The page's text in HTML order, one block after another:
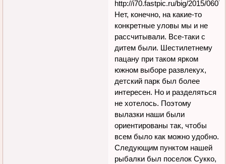
Нет, конечно, на какие-то
конкретные уловы мы и не
рассчитывали. Все-таки с
дитем были. Шестилетнему
пацану при таком ярком
южном выборе развлекух,
детский парк был более
интересен. Но и разделяться
не хотелось. Поэтому
вылазки наши были
ориентированы так, чтобы
всем было как можно удобно.
Следующим пунктом нашей
рыбалки был поселок Сукко,